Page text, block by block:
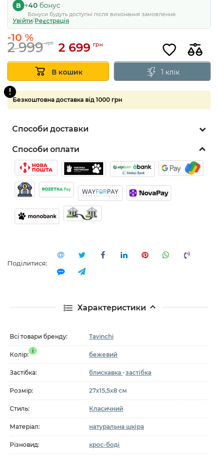
Характеристики
Всі товари бренду: Tavinchi
Колір:
i
бежевий
Застібка: блискавка·застібка
Розмір: 27x15,5x8 см
Стиль: Класичний
Матеріал: натуральна шкіра
Різновид: крос-боді
B +40 бонус
Бонуси будуть доступні після виконання замовлення.
Увійти/Реєстрація
2 999 грн 2 699 грн
-10 %
В кошик 1 клік
Безкоштовна доставка від 1000 грн
Способи доставки
Способи оплати
Поділитися: